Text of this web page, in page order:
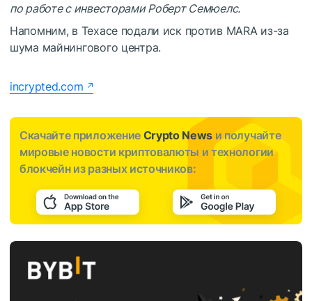
по работе с инвесторами Роберт Семюелс.
Напомним, в Техасе подали иск против MARA из-за
шума майнингового центра.
incrypted.com
Скачайте приложение Crypto News и получайте
мировые новости криптовалюты и технологии
блокчейн из разных источников: